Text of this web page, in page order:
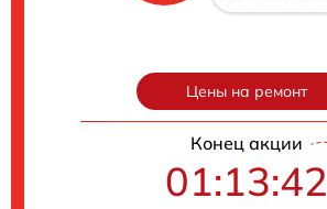
Цены на ремонт
Конец акции
01:13:41